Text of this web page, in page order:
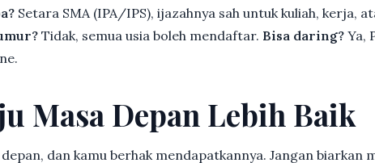
Setara SMA (IPA/IPS), ijazahnya sah untuk kuliah, kerja,
Tidak, semua usia boleh mendaftar. Bisa daring? Ya,
Masa Depan Lebih Baik
dan kamu berhak mendapatkannya. Jangan biarkan